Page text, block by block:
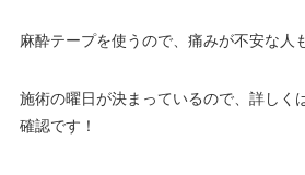
麻酔テープを使うので、痛みが不安な人
施術の曜日が決まっているので、詳しく
確認です！